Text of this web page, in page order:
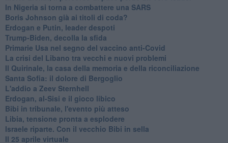
In Nigeria si torna a combattere una SARS
Boris Johnson già ai titoli di coda?
Erdogan e Putin, leader despoti
Trump-Biden, decolla la sfida
Primarie Usa nel segno del vaccino anti-Covid
La crisi del Libano tra vecchi e nuovi problemi
Il Quirinale, la casa della memoria e della riconciliazione
Santa Sofia: il dolore di Bergoglio
L'addio a ​Zeev Sternhell
Erdogan, al-Sisi e il gioco libico
Bibi in tribunale, l'evento più atteso
Libia, tensione pronta a esplodere
Israele riparte. Con il vecchio Bibi in sella
Il 25 aprile virtuale